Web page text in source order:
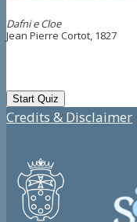
Dafni e Cloe
Jean Pierre Cortot, 1827
Credits & Disclaimer